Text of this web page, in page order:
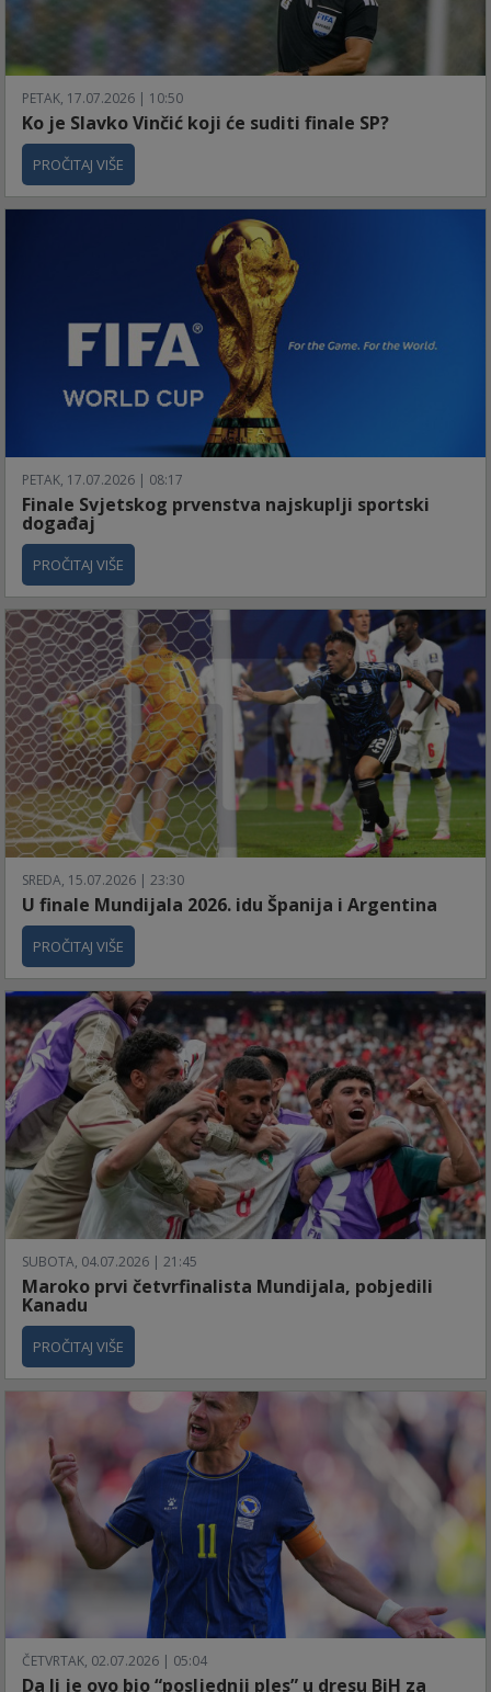
PETAK, 17.07.2026 | 10:50
Ko je Slavko Vinčić koji će suditi finale SP?
PROČITAJ VIŠE
PETAK, 17.07.2026 | 08:17
Finale Svjetskog prvenstva najskuplji sportski
događaj
PROČITAJ VIŠE
SREDA, 15.07.2026 | 23:30
U finale Mundijala 2026. idu Španija i Argentina
PROČITAJ VIŠE
SUBOTA, 04.07.2026 | 21:45
Maroko prvi četvrfinalista Mundijala, pobjedili
Kanadu
PROČITAJ VIŠE
ČETVRTAK, 02.07.2026 | 05:04
Da li je ovo bio “posljednji ples” u dresu BiH za